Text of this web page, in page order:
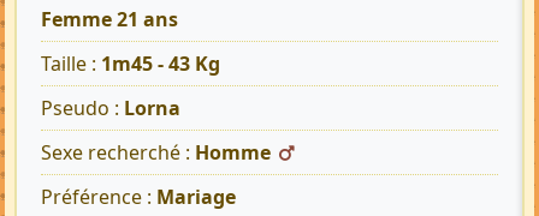
Femme 21 ans
Taille : 1m45 - 43 Kg
Pseudo : Lorna
Sexe recherché : Homme
Préférence : Mariage